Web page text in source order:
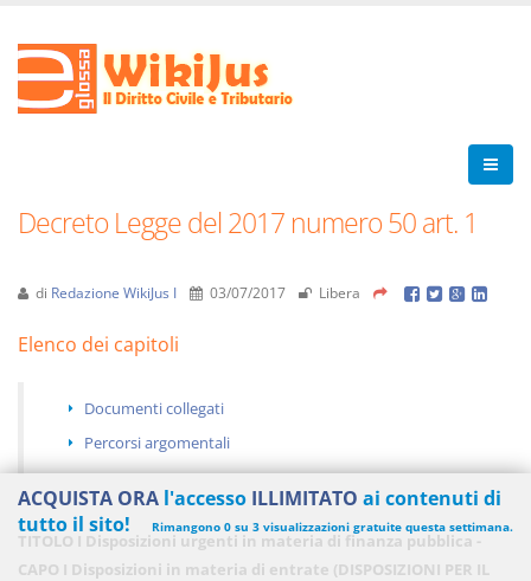
Decreto Legge del 2017 numero 50 art. 1
di Redazione WikiJus I 03/07/2017 Libera
Elenco dei capitoli
Documenti collegati
Percorsi argomentali
TITOLO I Disposizioni urgenti in materia di finanza pubblica -
CAPO I Disposizioni in materia di entrate (DISPOSIZIONI PER IL
ACQUISTA ORA l'accesso ILLIMITATO ai contenuti di
tutto il sito!
Rimangono 0 su 3 visualizzazioni gratuite questa settimana.